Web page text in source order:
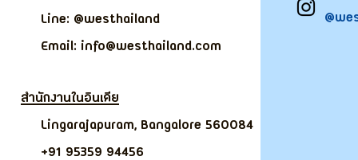
Line: @westhailand
Email: info@westhailand.com
สำนักงานในอินเดีย
Lingarajapuram, Bangalore 560084
+91 95359 94456